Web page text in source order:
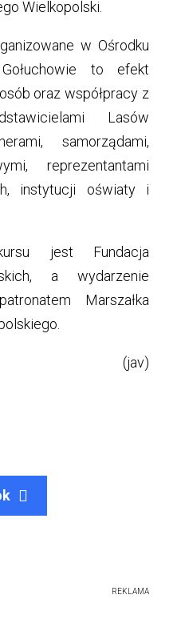
Wielkopolski.
w Ośrodku
to efekt
oraz współpracy z
Lasów
samorządami,
reprezentantami
instytucji oświaty i
jest Fundacja
a wydarzenie
Marszałka
(jav)
REKLAMA